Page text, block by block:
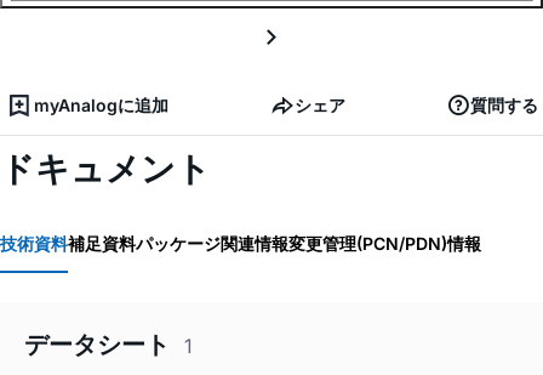
myAnalogに追加 シェア 質問する
ドキュメント
技術資料補足資料パッケージ関連情報変更管理(PCN/PDN)情報
データシート 1